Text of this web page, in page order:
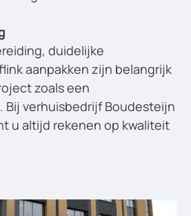
duidelijke
aanpakken zijn belangrijk
zoals een
. Bij verhuisbedrijf Boudesteijn
u altijd rekenen op kwaliteit